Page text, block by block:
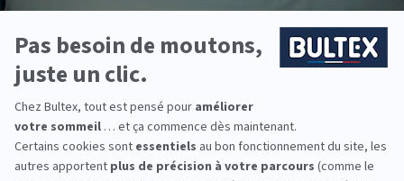
LamatièreBultex : une matière qui respire